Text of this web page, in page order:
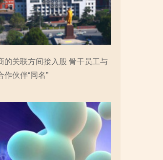
的关联方间接入股 骨干员工与
伙伴“同名”